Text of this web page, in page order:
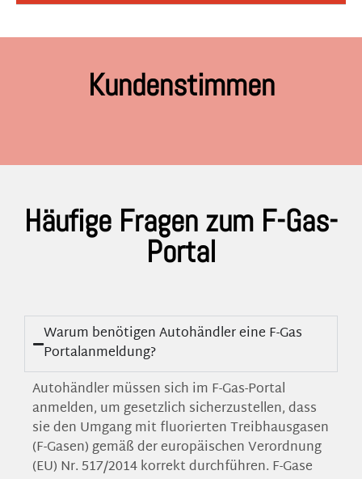
Kundenstimmen
Häufige Fragen zum F-Gas-
Portal
Warum benötigen Autohändler eine F-Gas
Portalanmeldung?
Autohändler müssen sich im F-Gas-Portal
anmelden, um gesetzlich sicherzustellen, dass
sie den Umgang mit fluorierten Treibhausgasen
(F-Gasen) gemäß der europäischen Verordnung
(EU) Nr. 517/2014 korrekt durchführen. F-Gase